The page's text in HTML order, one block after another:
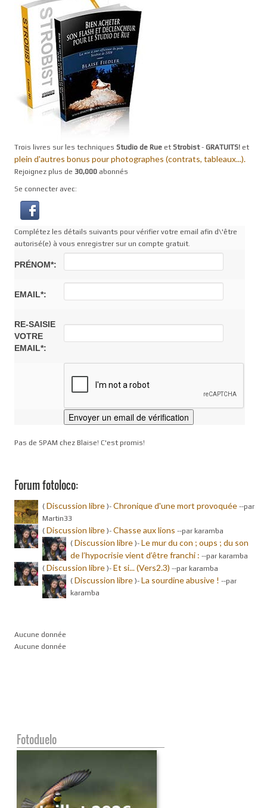
Trois livres sur les techniques Studio de Rue et Strobist- GRATUITS! et
plein d'autres bonus pour photographes (contrats, tableaux...).
Rejoignez plus de 30,000 abonnés
Se connecter avec:
Complétez les détails suivants pour vérifier votre email afin d\'être
autorisé(e) à vous enregistrer sur un compte gratuit.
PRÉNOM*:
EMAIL*:
RE-SAISIE
VOTRE
EMAIL*:
Pas de SPAM chez Blaise! C'est promis!
Forum fotoloco:
( Discussion libre )- Chronique d'une mort provoquée --par
Martin33
( Discussion libre )- Chasse aux lions --par karamba
( Discussion libre )- Le mur du con ; oups ; du son
de l’hypocrisie vient d’être franchi : --par karamba
( Discussion libre )- Et si... (Vers2.3) --par karamba
( Discussion libre )- La sourdine abusive ! --par
karamba
Aucune donnée
Aucune donnée
Fotoduelo